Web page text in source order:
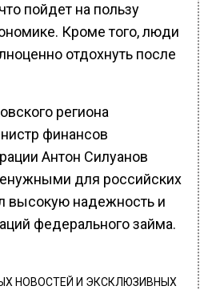
пойдет на пользу
Кроме того, люди
отдохнуть после
региона
финансов
Антон Силуанов
для российских
высокую надежность и
федерального займа.
НОВОСТЕЙ И ЭКСКЛЮЗИВНЫХ